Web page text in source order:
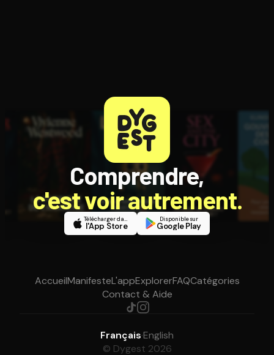
Comprendre,
c'est voir autrement.
Télécharger dans
l'App Store
Disponible sur
Google Play
AccueilManifesteL'appExplorerFAQCatégories
Contact & Aide
Français·English
© Dygest 2026